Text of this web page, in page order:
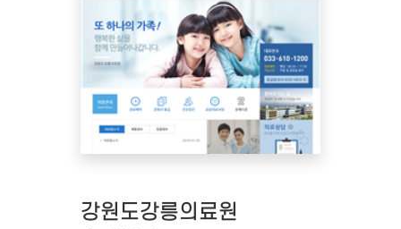
강원도강릉의료원